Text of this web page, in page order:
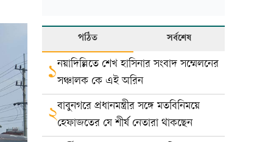
পঠিত সর্বশেষ
১নয়াদিল্লিতে শেখ হাসিনার সংবাদ সম্মেলনের
সঞ্চালক কে এই অরিন
২বাবুনগরে প্রধানমন্ত্রীর সঙ্গে মতবিনিময়ে
হেফাজতের যে শীর্ষ নেতারা থাকছেন